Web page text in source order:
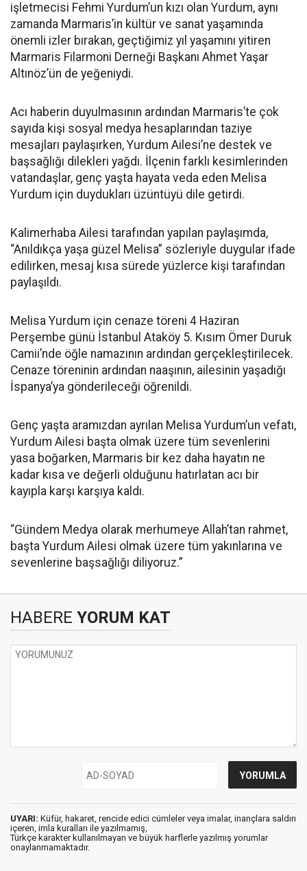
işletmecisi Fehmi Yurdum’un kızı olan Yurdum, aynı
zamanda Marmaris’in kültür ve sanat yaşamında
önemli izler bırakan, geçtiğimiz yıl yaşamını yitiren
Marmaris Filarmoni Derneği Başkanı Ahmet Yaşar
Altınöz’ün de yeğeniydi.
Acı haberin duyulmasının ardından Marmaris’te çok
sayıda kişi sosyal medya hesaplarından taziye
mesajları paylaşırken, Yurdum Ailesi’ne destek ve
başsağlığı dilekleri yağdı. İlçenin farklı kesimlerinden
vatandaşlar, genç yaşta hayata veda eden Melisa
Yurdum için duydukları üzüntüyü dile getirdi.
Kalimerhaba Ailesi tarafından yapılan paylaşımda,
“Anıldıkça yaşa güzel Melisa” sözleriyle duygular ifade
edilirken, mesaj kısa sürede yüzlerce kişi tarafından
paylaşıldı.
Melisa Yurdum için cenaze töreni 4 Haziran
Perşembe günü İstanbul Ataköy 5. Kısım Ömer Duruk
Camii’nde öğle namazının ardından gerçekleştirilecek.
Cenaze töreninin ardından naaşının, ailesinin yaşadığı
İspanya’ya gönderileceği öğrenildi.
Genç yaşta aramızdan ayrılan Melisa Yurdum’un vefatı,
Yurdum Ailesi başta olmak üzere tüm sevenlerini
yasa boğarken, Marmaris bir kez daha hayatın ne
kadar kısa ve değerli olduğunu hatırlatan acı bir
kayıpla karşı karşıya kaldı.
“Gündem Medya olarak merhumeye Allah’tan rahmet,
başta Yurdum Ailesi olmak üzere tüm yakınlarına ve
sevenlerine başsağlığı diliyoruz.”
HABERE YORUM KAT
UYARI: Küfür, hakaret, rencide edici cümleler veya imalar, inançlara saldırı
içeren, imla kuralları ile yazılmamış,
Türkçe karakter kullanılmayan ve büyük harflerle yazılmış yorumlar
onaylanmamaktadır.